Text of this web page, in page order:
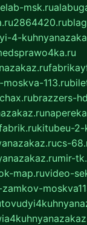
msk.ru
2864420.ru
4-
113.ru
brazzers-
kitubeu-2-
cs-
mir-
map.ruvideo-